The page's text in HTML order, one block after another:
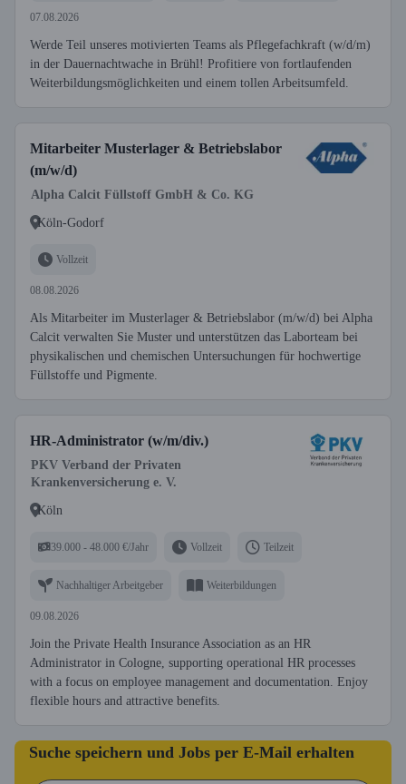
07.08.2026
Werde Teil unseres motivierten Teams als Pflegefachkraft (w/d/m)
in der Dauernachtwache in Brühl! Profitiere von fortlaufenden
Weiterbildungsmöglichkeiten und einem tollen Arbeitsumfeld.
Mitarbeiter Musterlager & Betriebslabor
(m/w/d)
Alpha Calcit Füllstoff GmbH & Co. KG
Köln-Godorf
Vollzeit
08.08.2026
Als Mitarbeiter im Musterlager & Betriebslabor (m/w/d) bei Alpha
Calcit verwalten Sie Muster und unterstützen das Laborteam bei
physikalischen und chemischen Untersuchungen für hochwertige
Füllstoffe und Pigmente.
HR-Administrator (w/m/div.)
PKV Verband der Privaten
Krankenversicherung e. V.
Köln
39.000 - 48.000 €/Jahr Vollzeit Teilzeit
Nachhaltiger Arbeitgeber Weiterbildungen
09.08.2026
Join the Private Health Insurance Association as an HR
Administrator in Cologne, supporting operational HR processes
with a focus on employee management and documentation. Enjoy
flexible hours and attractive benefits.
Suche speichern und Jobs per E-Mail erhalten